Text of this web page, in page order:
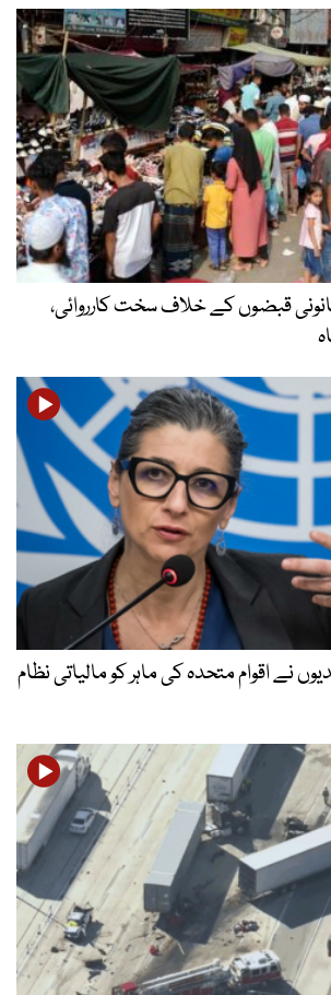
قبضوں کے خلاف سخت کارروائی،
نے اقوام متحدہ کی ماہر کو مالیاتی نظام